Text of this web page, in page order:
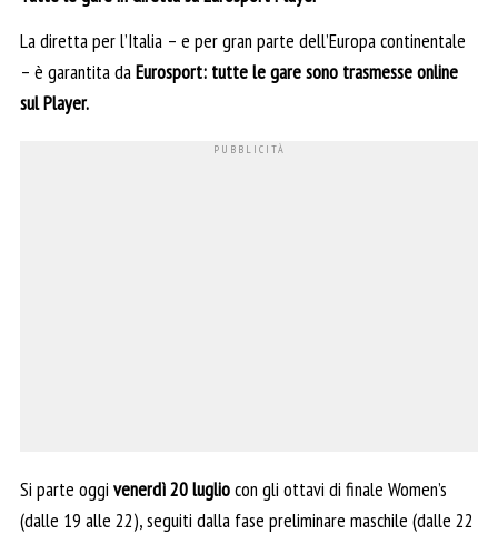
La diretta per l’Italia – e per gran parte dell’Europa continentale
– è garantita daEurosport: tutte le gare sono trasmesse online
sul Player.
Si parte oggi venerdì 20 lugliocon gli ottavi di finale Women’s
(dalle 19 alle 22), seguiti dalla fase preliminare maschile (dalle 22